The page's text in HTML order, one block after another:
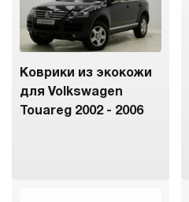
Коврики из экокожи
для Volkswagen
Touareg 2002 - 2006